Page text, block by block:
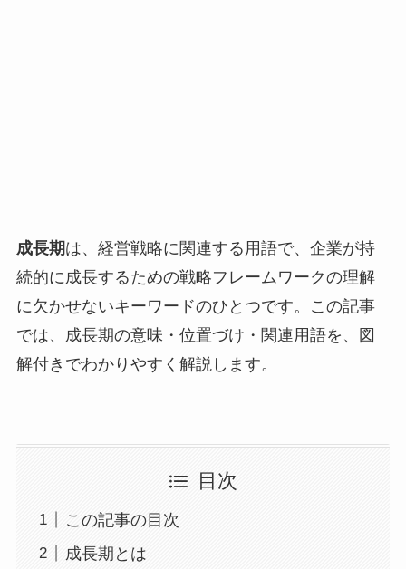
成長期は、経営戦略に関連する用語で、企業が持
続的に成長するための戦略フレームワークの理解
に欠かせないキーワードのひとつです。この記事
では、成長期の意味・位置づけ・関連用語を、図
解付きでわかりやすく解説します。
目次
この記事の目次
成長期とは